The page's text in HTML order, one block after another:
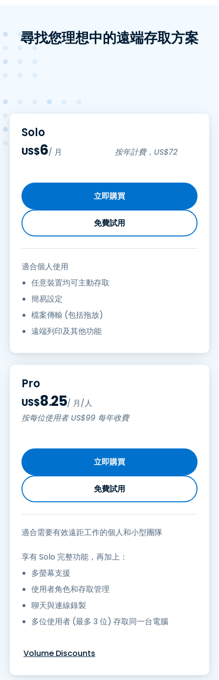
尋找您理想中的遠端存取方案
Solo
US$6/ 月 按年計費， US$72
立即購買
免費試用
適合個人使用
任意裝置均可主動存取
簡易設定
檔案傳輸 (包括拖放)
遠端列印及其他功能
Pro
US$8.25/ 月/人
按每位使用者 US$99 每年收費
立即購買
免費試用
適合需要有效遠距工作的個人和小型團隊
享有 Solo 完整功能，再加上：
多螢幕支援
使用者角色和存取管理
聊天與連線錄製
多位使用者 (最多 3 位) 存取同一台電腦
Volume Discounts